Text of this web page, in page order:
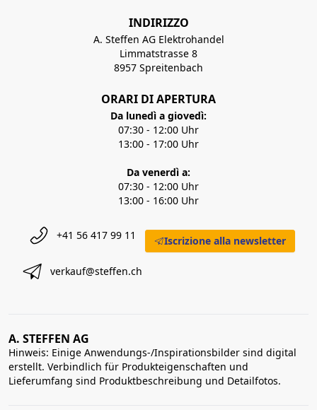
INDIRIZZO
A. Steffen AG Elektrohandel
Limmatstrasse 8
8957 Spreitenbach
ORARI DI APERTURA
Da lunedì a giovedì:
07:30 - 12:00 Uhr
13:00 - 17:00 Uhr
Da venerdì a:
07:30 - 12:00 Uhr
13:00 - 16:00 Uhr
+41 56 417 99 11
verkauf@steffen.ch
Iscrizione alla newsletter
A. STEFFEN AG
Hinweis: Einige Anwendungs-/Inspirationsbilder sind digital
erstellt. Verbindlich für Produkteigenschaften und
Lieferumfang sind Produktbeschreibung und Detailfotos.